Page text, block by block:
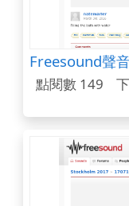
Freesound聲
點閱數 149